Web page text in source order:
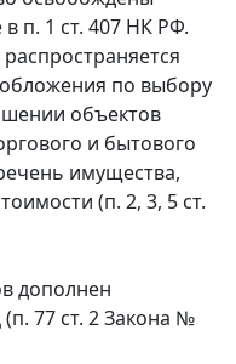
п. 1 ст. 407 НК РФ.
по выбору
объектов
и бытового
имущества,
(п. 2, 3, 5 ст.
дополнен
77 ст. 2 Закона №